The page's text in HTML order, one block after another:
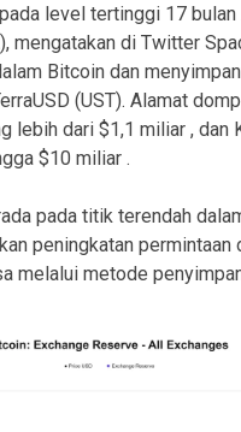
level tertinggi 17 bulan
mengatakan di Twitter
Bitcoin dan
(UST). Alamat
lebih dari $1,1 miliar , dan
$10 miliar .
pada titik terendah
peningkatan permintaan
melalui metode